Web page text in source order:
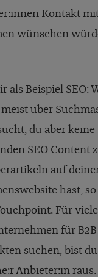
Kontakt
wünschen
als Beispiel SEO:
über
du aber keine
SEO Content
auf
hast, so
Für
für B2B
suchen, bist
Anbieter:in raus.